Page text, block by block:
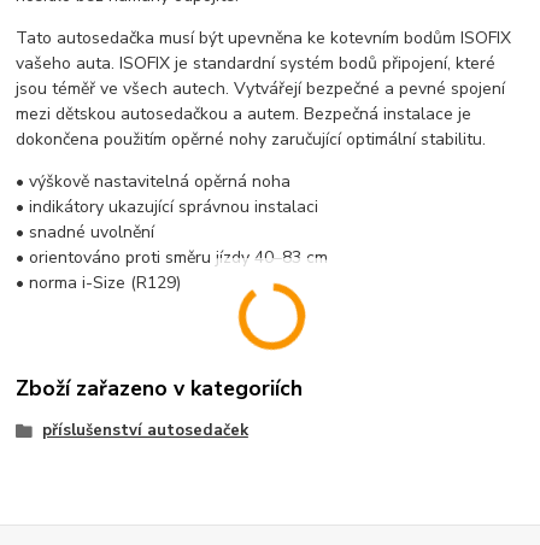
Tato autosedačka musí být upevněna ke kotevním bodům ISOFIX
vašeho auta. ISOFIX je standardní systém bodů připojení, které
jsou téměř ve všech autech. Vytvářejí bezpečné a pevné spojení
mezi dětskou autosedačkou a autem. Bezpečná instalace je
dokončena použitím opěrné nohy zaručující optimální stabilitu.
• výškově nastavitelná opěrná noha
• indikátory ukazující správnou instalaci
• snadné uvolnění
• orientováno proti směru jízdy 40–83 cm
• norma i-Size (R129)
Zboží zařazeno v kategoriích
příslušenství autosedaček